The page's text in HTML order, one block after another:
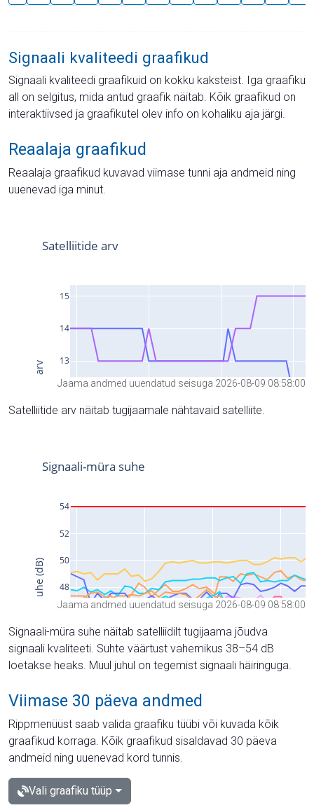
Signaali kvaliteedi graafikud
Signaali kvaliteedi graafikuid on kokku kaksteist. Iga graafiku
all on selgitus, mida antud graafik näitab. Kõik graafikud on
interaktiivsed ja graafikutel olev info on kohaliku aja järgi.
Reaalaja graafikud
Reaalaja graafikud kuvavad viimase tunni aja andmeid ning
uuenevad iga minut.
Jaama andmed uuendatud seisuga 2026-08-09 08:58:00
Satelliitide arv näitab tugijaamale nähtavaid satelliite.
Jaama andmed uuendatud seisuga 2026-08-09 08:58:00
Signaali-müra suhe näitab satelliidilt tugijaama jõudva
signaali kvaliteeti. Suhte väärtust vahemikus 38–54 dB
loetakse heaks. Muul juhul on tegemist signaali häiringuga.
Viimase 30 päeva andmed
Rippmenüüst saab valida graafiku tüübi või kuvada kõik
graafikud korraga. Kõik graafikud sisaldavad 30 päeva
andmeid ning uuenevad kord tunnis.
Vali graafiku tüüp